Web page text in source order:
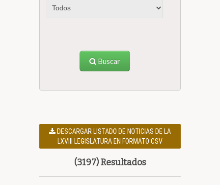
Buscar
DESCARGAR LISTADO DE NOTICIAS DE LA
LXVIII LEGISLATURA EN FORMATO CSV
(3197) Resultados